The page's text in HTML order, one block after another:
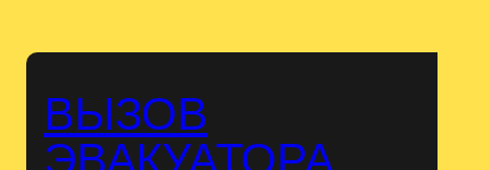
ВЫЗОВ